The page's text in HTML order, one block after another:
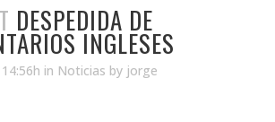
DESPEDIDA DE
INGLESES
in Noticias by jorge